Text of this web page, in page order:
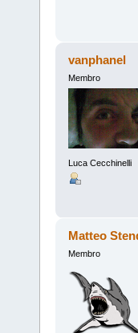
vanphanel
Membro
Luca Cecchinelli
Matteo
Membro